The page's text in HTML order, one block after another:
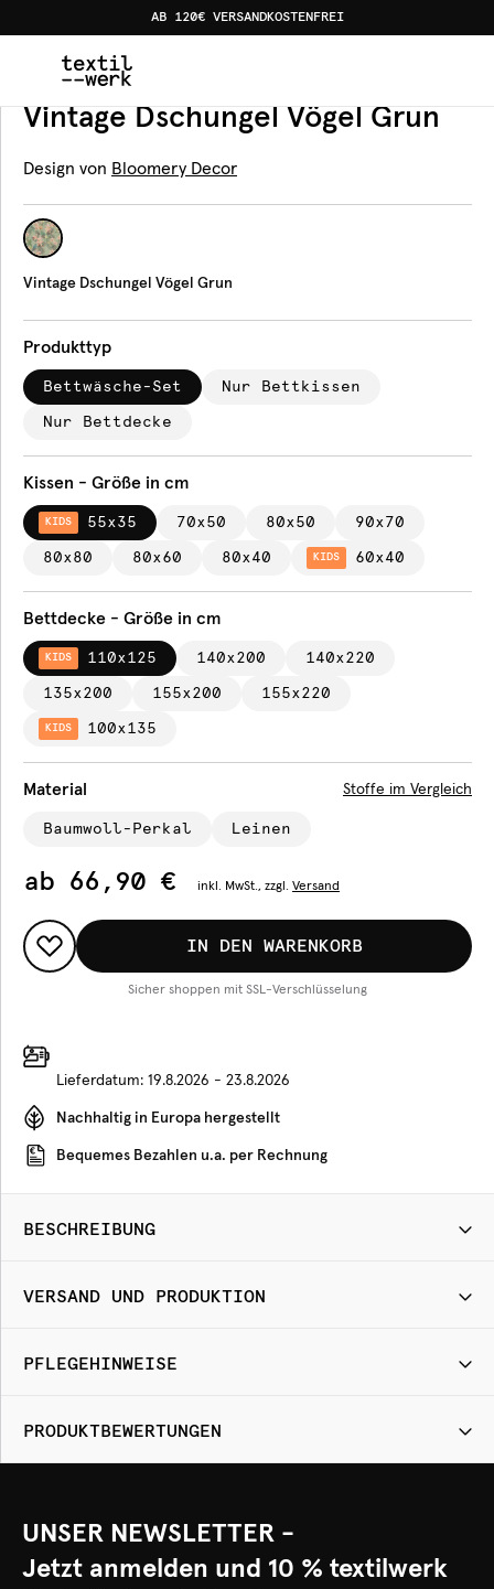
AB 120€ VERSANDKOSTENFREI
Produkte Bettwäsche Vintage Dschungel
Bettwäsche
Vintage Dschungel Vögel Grun
Design von Bloomery Decor
Vintage Dschungel Vögel Grun
Produkttyp
Bettwäsche-Set Nur Bettkissen
Nur Bettdecke
Kissen - Größe in cm
KIDS 55x35 70x50 80x50 90x70
80x80 80x60 80x40 KIDS 60x40
Bettdecke - Größe in cm
KIDS 110x125 140x200 140x220
135x200 155x200 155x220
KIDS 100x135
Material Stoffe im Vergleich
Baumwoll-Perkal Leinen
ab 66,90 € inkl. MwSt., zzgl. Versand
IN DEN WARENKORB
Sicher shoppen mit SSL-Verschlüsselung
Lieferdatum: 19.8.2026 - 23.8.2026
Nachhaltig in Europa hergestellt
Bequemes Bezahlen u.a. per Rechnung
BESCHREIBUNG
VERSAND UND PRODUKTION
PFLEGEHINWEISE
PRODUKTBEWERTUNGEN
UNSER NEWSLETTER -
Jetzt anmelden und 10 % textilwerk